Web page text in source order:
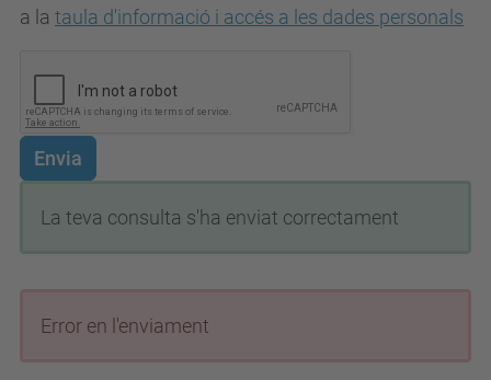
a la taula d'informació i accés a les dades personals
Envia
La teva consulta s'ha enviat correctament
Error en l'enviament